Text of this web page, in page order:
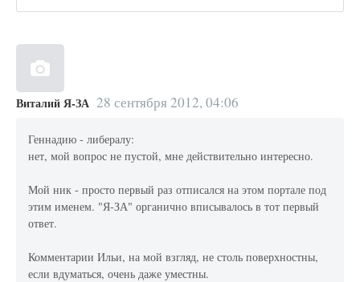
Виталий Я-ЗА 28 сентября 2012, 04:06
Геннадию - либералу:
нет, мой вопрос не пустой, мне действительно интересно.
Мой ник - просто первый раз отписался на этом портале под
этим именем. "Я-ЗА" органично вписывалось в тот первый
ответ.
Комментарии Ильи, на мой взгляд, не столь поверхностны,
если вдуматься, очень даже уместны.